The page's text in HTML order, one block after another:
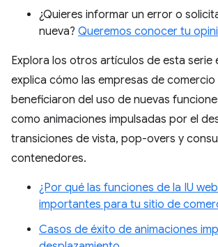
¿Quieres informar un error o
nueva? Queremos conocer tu
Explora los otros artículos de esta serie
explica cómo las empresas de
beneficiaron del uso de nuevas
como animaciones impulsadas por el
transiciones de vista, pop-overs y
contenedores.
¿Por qué las funciones de la IU
importantes para tu sitio de
Casos de éxito de animaciones